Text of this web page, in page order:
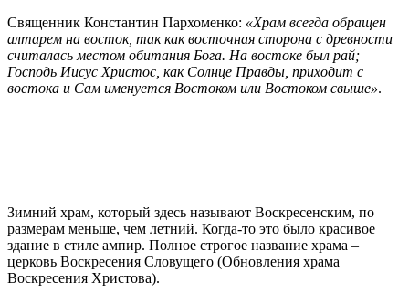
Священник Константин Пархоменко: «Храм всегда обращен
алтарем на восток, так как восточная сторона с древности
считалась местом обитания Бога. На востоке был рай;
Господь Иисус Христос, как Солнце Правды, приходит с
востока и Сам именуется Востоком или Востоком свыше».
Зимний храм, который здесь называют Воскресенским, по
размерам меньше, чем летний. Когда-то это было красивое
здание в стиле ампир. Полное строгое название храма –
церковь Воскресения Словущего (Обновления храма
Воскресения Христова).